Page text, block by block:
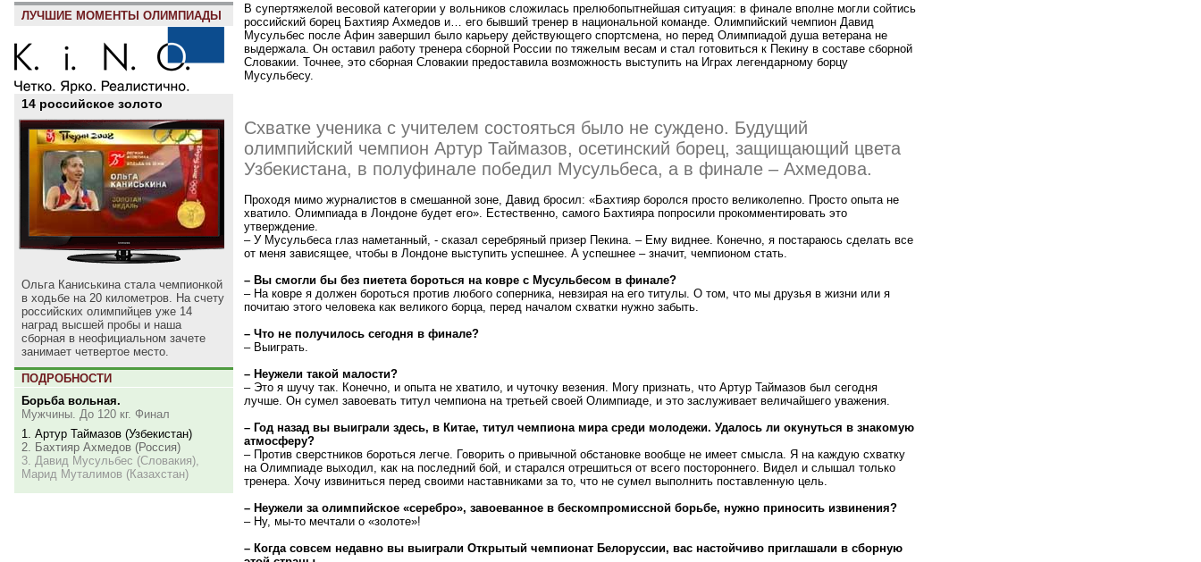
ЛУЧШИЕ МОМЕНТЫ ОЛИМПИАДЫ
14 российское золото
Ольга Каниськина стала чемпионкой
в ходьбе на 20 километров. На счету
российских олимпийцев уже 14
наград высшей пробы и наша
сборная в неофициальном зачете
занимает четвертое место.
ПОДРОБНОСТИ
Борьба вольная.
Мужчины. До 120 кг. Финал
1. Артур Таймазов (Узбекистан)
2. Бахтияр Ахмедов (Россия)
3. Давид Мусульбес (Словакия),
Марид Муталимов (Казахстан)
В супертяжелой весовой категории у вольников сложилась прелюбопытнейшая ситуация: в финале вполне могли сойтись
российский борец Бахтияр Ахмедов и… его бывший тренер в национальной команде. Олимпийский чемпион Давид
Мусульбес после Афин завершил было карьеру действующего спортсмена, но перед Олимпиадой душа ветерана не
выдержала. Он оставил работу тренера сборной России по тяжелым весам и стал готовиться к Пекину в составе сборной
Словакии. Точнее, это сборная Словакии предоставила возможность выступить на Играх легендарному борцу
Мусульбесу.
Схватке ученика с учителем состояться было не суждено. Будущий
олимпийский чемпион Артур Таймазов, осетинский борец, защищающий цвета
Узбекистана, в полуфинале победил Мусульбеса, а в финале – Ахмедова.
Проходя мимо журналистов в смешанной зоне, Давид бросил: «Бахтияр боролся просто великолепно. Просто опыта не
хватило. Олимпиада в Лондоне будет его». Естественно, самого Бахтияра попросили прокомментировать это
утверждение.
– У Мусульбеса глаз наметанный, - сказал серебряный призер Пекина. – Ему виднее. Конечно, я постараюсь сделать все
от меня зависящее, чтобы в Лондоне выступить успешнее. А успешнее – значит, чемпионом стать.
– Вы смогли бы без пиетета бороться на ковре с Мусульбесом в финале?
– На ковре я должен бороться против любого соперника, невзирая на его титулы. О том, что мы друзья в жизни или я
почитаю этого человека как великого борца, перед началом схватки нужно забыть.
– Что не получилось сегодня в финале?
– Выиграть.
– Неужели такой малости?
– Это я шучу так. Конечно, и опыта не хватило, и чуточку везения. Могу признать, что Артур Таймазов был сегодня
лучше. Он сумел завоевать титул чемпиона на третьей своей Олимпиаде, и это заслуживает величайшего уважения.
– Год назад вы выиграли здесь, в Китае, титул чемпиона мира среди молодежи. Удалось ли окунуться в знакомую
атмосферу?
– Против сверстников бороться легче. Говорить о привычной обстановке вообще не имеет смысла. Я на каждую схватку
на Олимпиаде выходил, как на последний бой, и старался отрешиться от всего постороннего. Видел и слышал только
тренера. Хочу извиниться перед своими наставниками за то, что не сумел выполнить поставленную цель.
– Неужели за олимпийское «серебро», завоеванное в бескомпромиссной борьбе, нужно приносить извинения?
– Ну, мы-то мечтали о «золоте»!
– Когда совсем недавно вы выиграли Открытый чемпионат Белоруссии, вас настойчиво приглашали в сборную